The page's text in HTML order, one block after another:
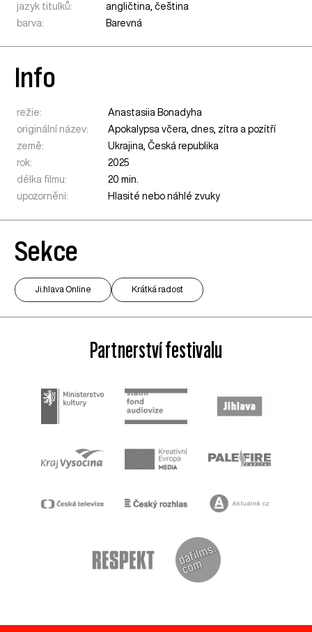
jazyk titulků:
angličtina, čeština
barva:
Barevná
Info
režie:
Anastasiia Bonadyha
originální název:
Apokalypsa včera, dnes, zítra a pozítří
země:
Ukrajina,Česká republika
rok:
2025
délka filmu:
20 min.
upozornění:
Hlasité nebo náhlé zvuky
Sekce
Ji.hlava Online Krátká radost
Partnerství festivalu